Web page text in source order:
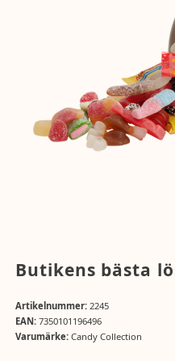
Butikens bästa
Artikelnummer:2245
EAN:7350101196496
Varumärke:Candy Collection